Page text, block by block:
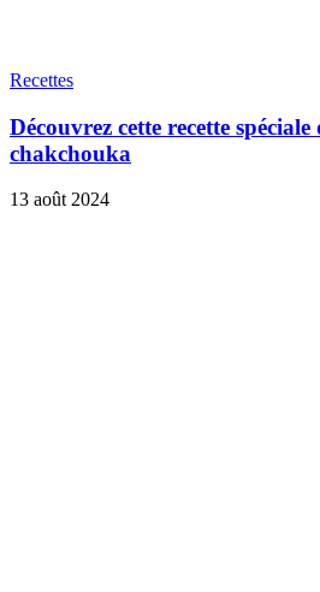
Recettes
Découvrez cette recette spéciale
chakchouka
13 août 2024